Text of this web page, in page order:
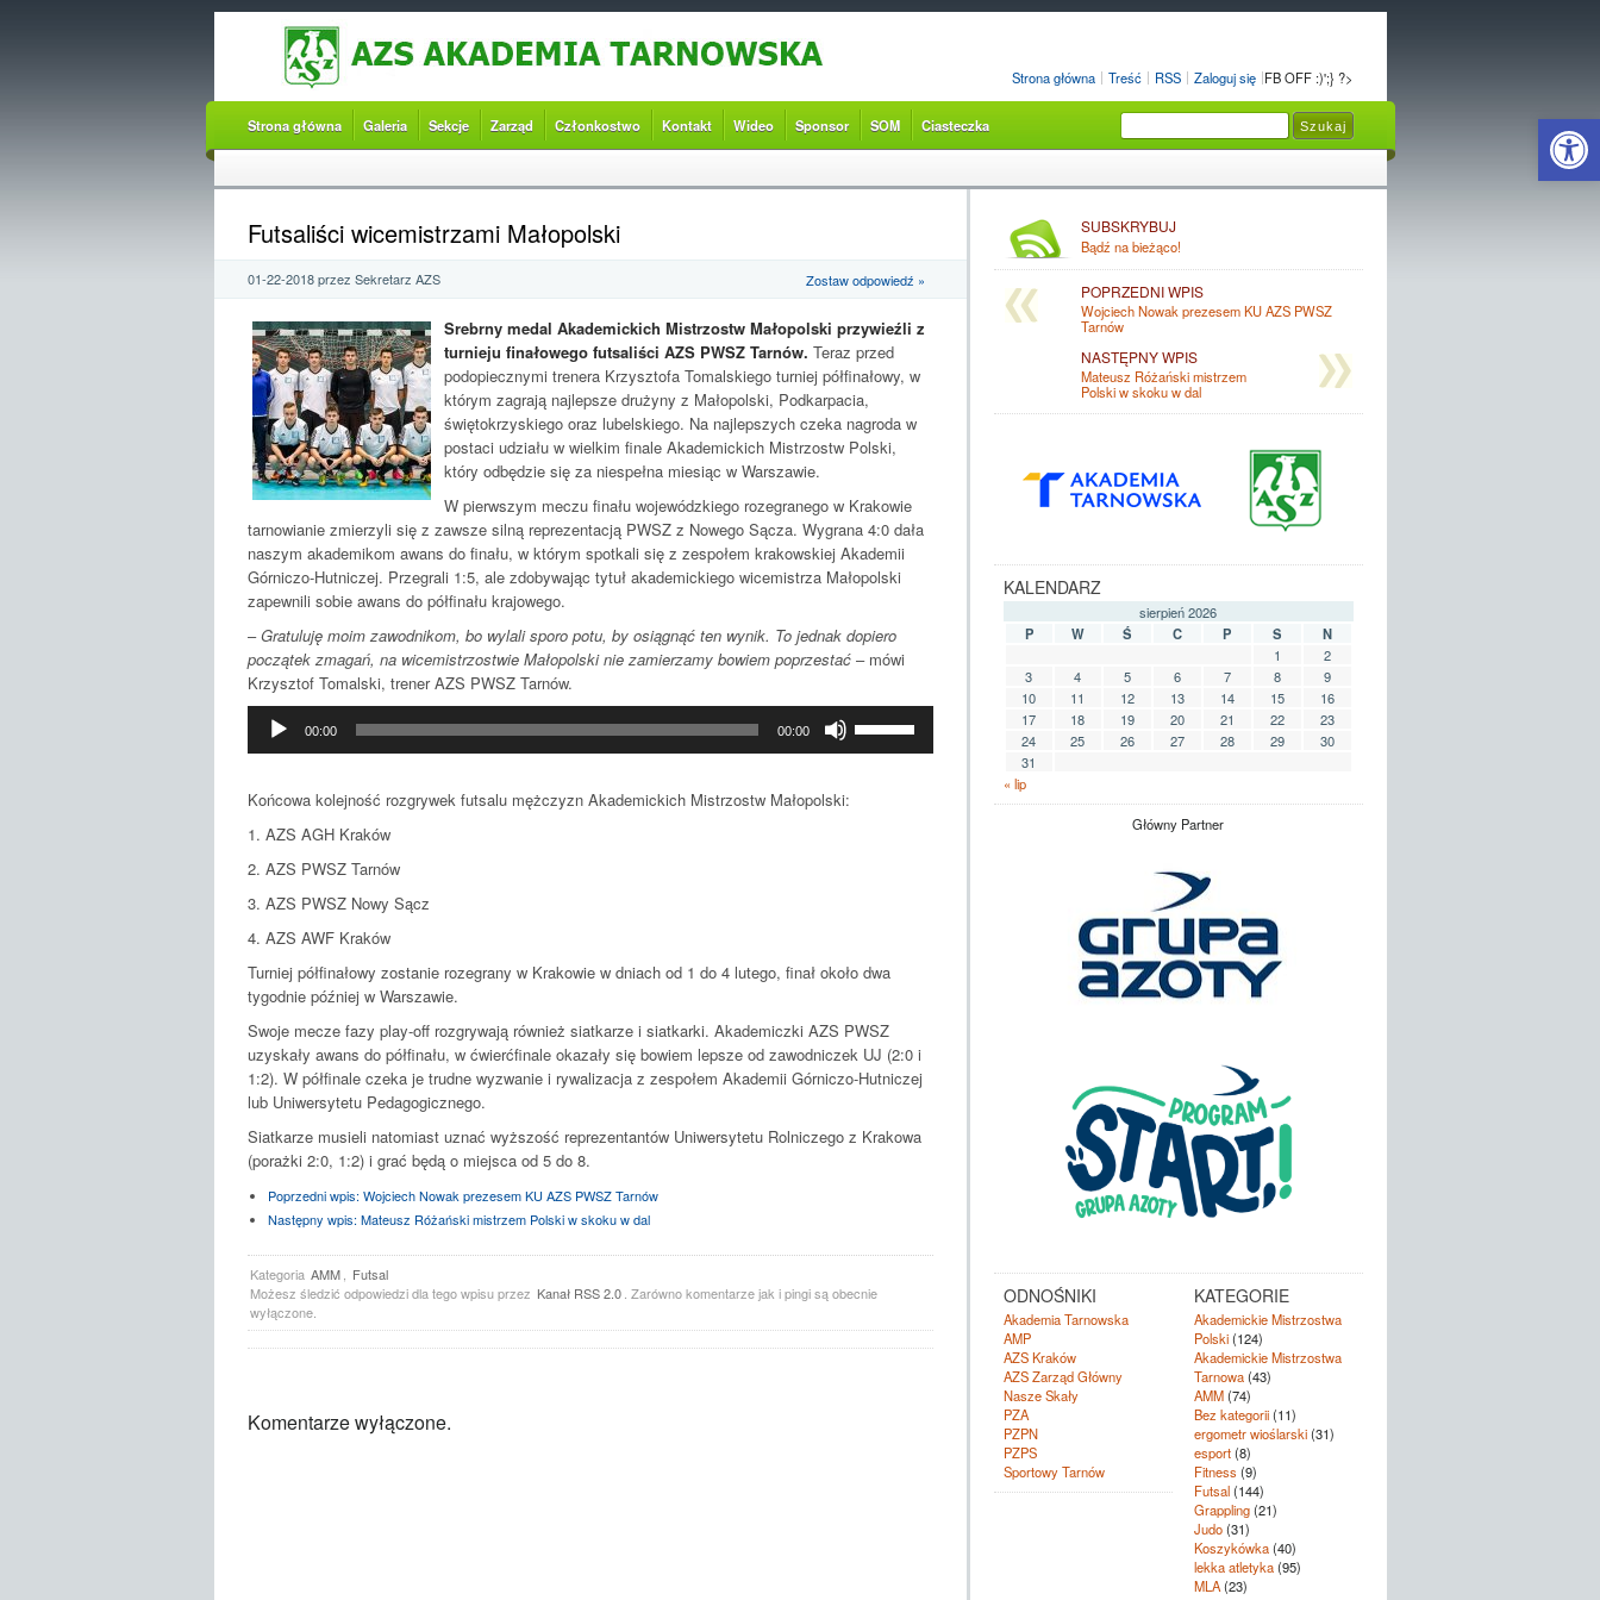
Strona główna Treść RSS Zaloguj się FB OFF :)';} ?>
Strona główna Galeria Sekcje Zarząd Członkostwo Kontakt Wideo Sponsor SOM Ciasteczka
Futsaliści wicemistrzami Małopolski
01-22-2018 przez Sekretarz AZS Zostaw odpowiedź »
Srebrny medal Akademickich Mistrzostw Małopolski przywieźli z
turnieju finałowego futsaliści AZS PWSZ Tarnów. Teraz przed
podopiecznymi trenera Krzysztofa Tomalskiego turniej półfinałowy, w
którym zagrają najlepsze drużyny z Małopolski, Podkarpacia,
świętokrzyskiego oraz lubelskiego. Na najlepszych czeka nagroda w
postaci udziału w wielkim finale Akademickich Mistrzostw Polski,
który odbędzie się za niespełna miesiąc w Warszawie.
W pierwszym meczu finału wojewódzkiego rozegranego w Krakowie
tarnowianie zmierzyli się z zawsze silną reprezentacją PWSZ z Nowego Sącza. Wygrana 4:0 dała
naszym akademikom awans do finału, w którym spotkali się z zespołem krakowskiej Akademii
Górniczo-Hutniczej. Przegrali 1:5, ale zdobywając tytuł akademickiego wicemistrza Małopolski
zapewnili sobie awans do półfinału krajowego.
–Gratuluję moim zawodnikom, bo wylali sporo potu, by osiągnąć ten wynik. To jednak dopiero
początek zmagań, na wicemistrzostwie Małopolski nie zamierzamy bowiem poprzestać– mówi
Krzysztof Tomalski, trener AZS PWSZ Tarnów.
Odtwarzacz
muzyki
00:00 00:00
strzałek
Końcowa kolejność rozgrywek futsalu mężczyzn Akademickich Mistrzostw Małopolski:
1. AZS AGH Kraków
2. AZS PWSZ Tarnów
3. AZS PWSZ Nowy Sącz
4. AZS AWF Kraków
Turniej półfinałowy zostanie rozegrany w Krakowie w dniach od 1 do 4 lutego, finał około dwa
tygodnie później w Warszawie.
Swoje mecze fazy play-off rozgrywają również siatkarze i siatkarki. Akademiczki AZS PWSZ
uzyskały awans do półfinału, w ćwierćfinale okazały się bowiem lepsze od zawodniczek UJ (2:0 i
1:2). W półfinale czeka je trudne wyzwanie i rywalizacja z zespołem Akademii Górniczo-Hutniczej
lub Uniwersytetu Pedagogicznego.
Siatkarze musieli natomiast uznać wyższość reprezentantów Uniwersytetu Rolniczego z Krakowa
(porażki 2:0, 1:2) i grać będą o miejsca od 5 do 8.
Poprzedni wpis: Wojciech Nowak prezesem KU AZS PWSZ Tarnów
Następny wpis: Mateusz Różański mistrzem Polski w skoku w dal
Kategoria AMM
Futsal
Możesz śledzić odpowiedzi dla tego wpisu przez Kanał RSS 2.0 . Zarówno komentarze jak i pingi są obecnie
wyłączone.
Komentarze wyłączone.
SUBSKRYBUJ
Bądź na bieżąco!
POPRZEDNI WPIS
Wojciech Nowak prezesem KU AZS PWSZ
Tarnów
NASTĘPNY WPIS
Mateusz Różański mistrzem
Polski w skoku w dal
KALENDARZ
sierpień 2026
P
W Ś C P S
N
1
2
3
4 5 6 7 8
9
10
11 12 13 14 15
16
17
18 19 20 21 22
23
24
25 26 27 28 29
30
31
« lip
Główny Partner
ODNOŚNIKI
Akademia Tarnowska
AMP
AZS Kraków
AZS Zarząd Główny
Nasze Skały
PZA
PZPN
PZPS
Sportowy Tarnów
KATEGORIE
Akademickie Mistrzostwa
Polski(124)
Akademickie Mistrzostwa
Tarnowa(43)
AMM(74)
Bez kategorii(11)
ergometr wioślarski(31)
esport(8)
Fitness (9)
Futsal(144)
Grappling(21)
Judo(31)
Koszykówka(40)
lekka atletyka(95)
MLA(23)